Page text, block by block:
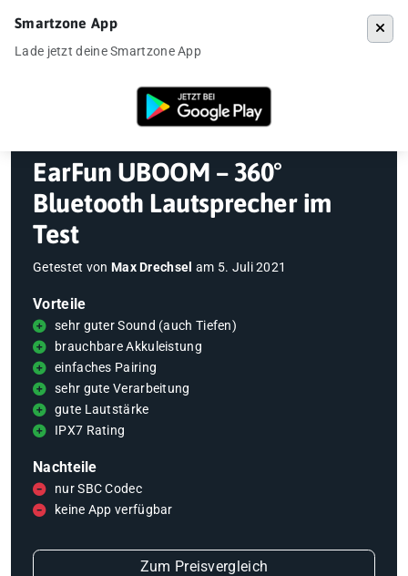
»EarFun UBOOM – 360° Bluetooth Lautsprecher
EarFun UBOOM – 360°
Bluetooth Lautsprecher im
Test
Getestet von Max Drechsel am 5. Juli 2021
Vorteile
sehr guter Sound (auch Tiefen)
brauchbare Akkuleistung
einfaches Pairing
sehr gute Verarbeitung
gute Lautstärke
IPX7 Rating
Nachteile
nur SBC Codec
keine App verfügbar
Zum Preisvergleich
Smartzone App
Lade jetzt deine Smartzone App